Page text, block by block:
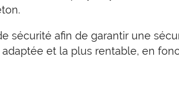
sécurité afin de garantir une
et la plus rentable, en